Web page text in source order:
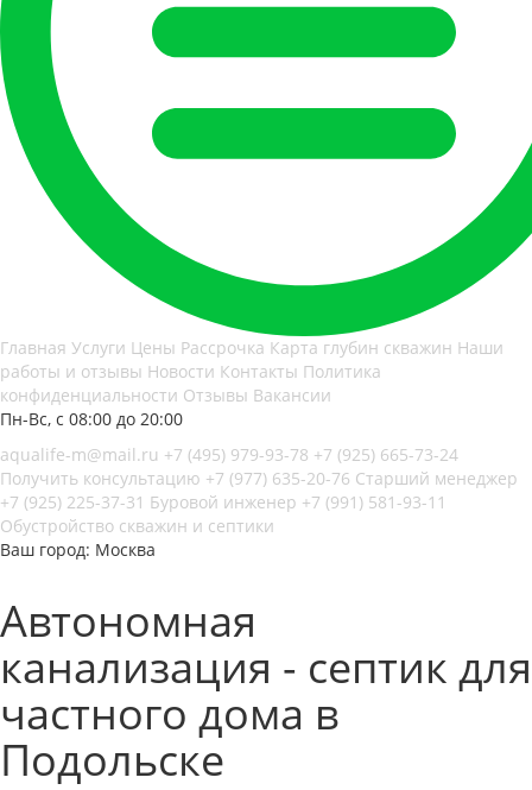
Главная Услуги Цены Рассрочка Карта глубин скважин Наши
работы и отзывы Новости Контакты Политика
конфиденциальности Отзывы Вакансии
Пн-Вс, с 08:00 до 20:00
aqualife-m@mail.ru +7 (495) 979-93-78 +7 (925) 665-73-24
Получить консультацию +7 (977) 635-20-76 Старший менеджер
+7 (925) 225-37-31 Буровой инженер +7 (991) 581-93-11
Обустройство скважин и септики
Ваш город: Москва
Автономная
канализация - септик для
частного дома в
Подольске